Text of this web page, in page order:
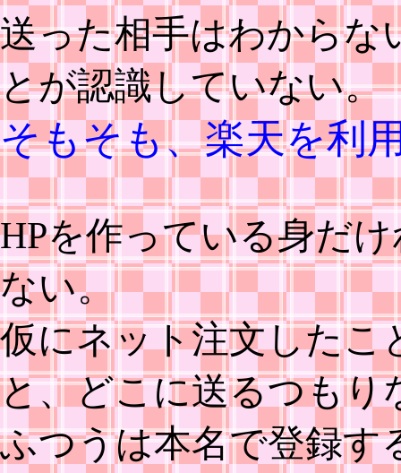
送った相手はわからな
とが認識していない。
そもそも、楽天を利
HPを作っている身だ
ない。
仮にネット注文したこ
と、どこに送るつもり
ふつうは本名で登録